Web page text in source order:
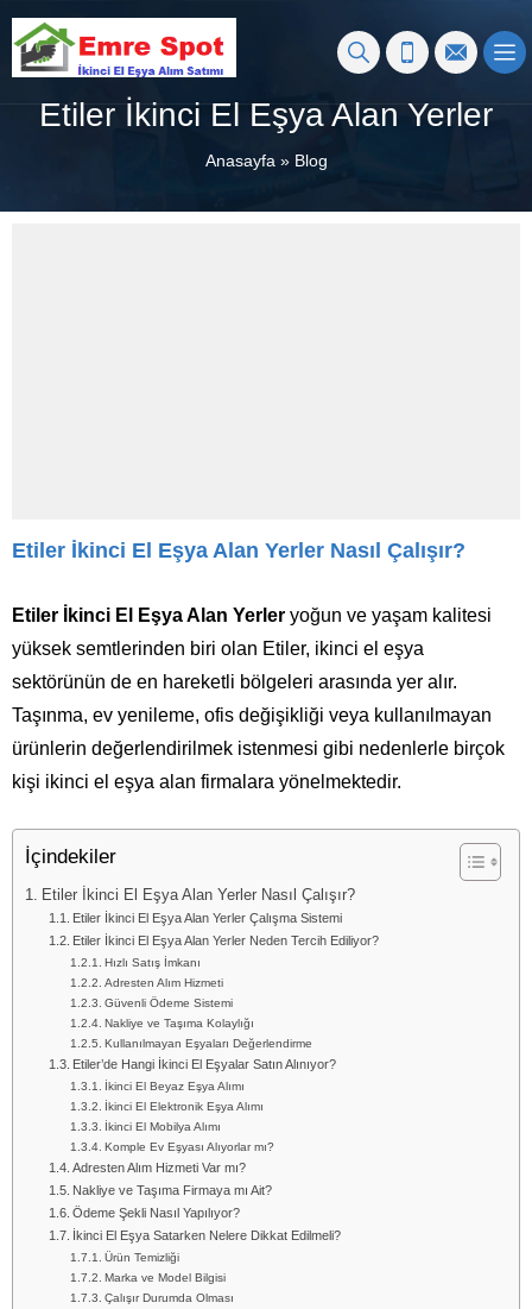
Etiler İkinci El Eşya Alan Yerler
Anasayfa » Blog
Etiler İkinci El Eşya Alan Yerler Nasıl Çalışır?
Etiler İkinci El Eşya Alan Yerler yoğun ve yaşam kalitesi
yüksek semtlerinden biri olan Etiler, ikinci el eşya
sektörünün de en hareketli bölgeleri arasında yer alır.
Taşınma, ev yenileme, ofis değişikliği veya kullanılmayan
ürünlerin değerlendirilmek istenmesi gibi nedenlerle birçok
kişi ikinci el eşya alan firmalara yönelmektedir.
İçindekiler
Etiler İkinci El Eşya Alan Yerler Nasıl Çalışır?
Etiler İkinci El Eşya Alan Yerler Çalışma Sistemi
Etiler İkinci El Eşya Alan Yerler Neden Tercih Ediliyor?
Hızlı Satış İmkanı
Adresten Alım Hizmeti
Güvenli Ödeme Sistemi
Nakliye ve Taşıma Kolaylığı
Kullanılmayan Eşyaları Değerlendirme
Etiler’de Hangi İkinci El Eşyalar Satın Alınıyor?
İkinci El Beyaz Eşya Alımı
İkinci El Elektronik Eşya Alımı
İkinci El Mobilya Alımı
Komple Ev Eşyası Alıyorlar mı?
Adresten Alım Hizmeti Var mı?
Nakliye ve Taşıma Firmaya mı Ait?
Ödeme Şekli Nasıl Yapılıyor?
İkinci El Eşya Satarken Nelere Dikkat Edilmeli?
Ürün Temizliği
Marka ve Model Bilgisi
Çalışır Durumda Olması